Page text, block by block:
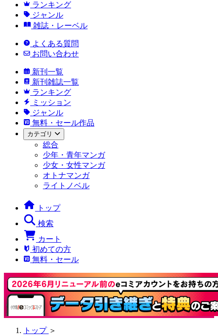
ランキング
ジャンル
雑誌・レーベル
よくある質問
お問い合わせ
新刊一覧
新刊雑誌一覧
ランキング
ミッション
ジャンル
無料・セール作品
カテゴリ
総合
少年・青年マンガ
少女・女性マンガ
オトナマンガ
ライトノベル
トップ
検索
カート
初めての方
無料・セール
トップ ＞